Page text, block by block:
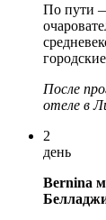
По пути
После
отеле в
2
день
Bernina